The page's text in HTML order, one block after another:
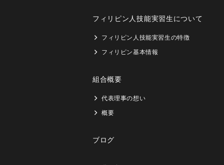
フィリピン人技能実習生について
フィリピン人技能実習生の特徴
フィリピン基本情報
組合概要
代表理事の想い
概要
ブログ